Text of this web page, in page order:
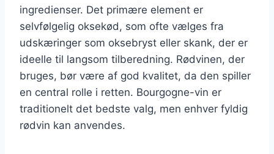
ingredienser. Det primære element er
selvfølgelig oksekød, som ofte vælges fra
udskæringer som oksebryst eller skank, der er
ideelle til langsom tilberedning. Rødvinen, der
bruges, bør være af god kvalitet, da den spiller
en central rolle i retten. Bourgogne-vin er
traditionelt det bedste valg, men enhver fyldig
rødvin kan anvendes.